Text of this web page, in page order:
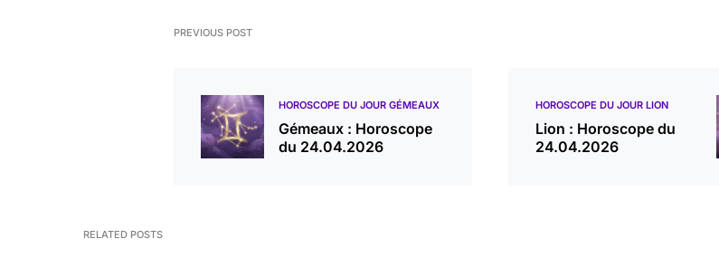
PREVIOUS POST
HOROSCOPE DU JOUR GÉMEAUX
Gémeaux : Horoscope
du 24.04.2026
HOROSCOPE DU JOUR LION
Lion : Horoscope du
24.04.2026
RELATED POSTS